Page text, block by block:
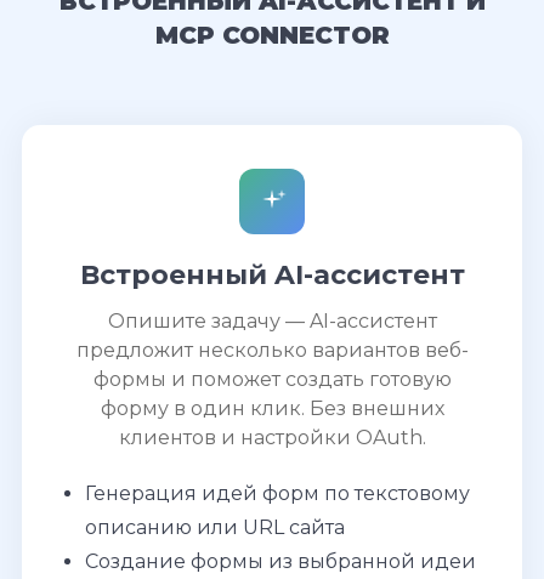
MCP CONNECTOR
Встроенный AI-ассистент
Опишите задачу — AI-ассистент
предложит несколько вариантов веб-
формы и поможет создать готовую
форму в один клик. Без внешних
клиентов и настройки OAuth.
Генерация идей форм по текстовому
описанию или URL сайта
Создание формы из выбранной идеи